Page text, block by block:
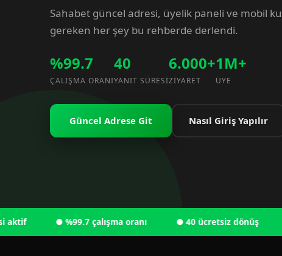
Sahabet güncel adresi, üyelik paneli ve mobil
gereken her şey bu rehberde derlendi.
%99.7
ÇALIŞMA ORANI
40
YANIT SÜRESI
6.000+
ZIYARET
1M+
ÜYE
Güncel Adrese Git Nasıl Giriş Yapılır
● %99.7 çalışma oranı ● 40 ücretsiz dönüş ●